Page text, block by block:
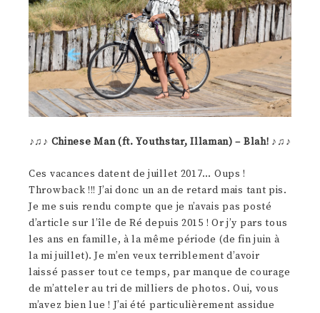
♪♫♪ Chinese Man (ft. Youthstar, Illaman) – Blah! ♪♫♪
Ces vacances datent de juillet 2017… Oups !
Throwback !!! J’ai donc un an de retard mais tant pis.
Je me suis rendu compte que je n’avais pas posté
d’article sur l’île de Ré depuis 2015 ! Or j’y pars tous
les ans en famille, à la même période (de fin juin à
la mi juillet). Je m’en veux terriblement d’avoir
laissé passer tout ce temps, par manque de courage
de m’atteler au tri de milliers de photos. Oui, vous
m’avez bien lue ! J’ai été particulièrement assidue